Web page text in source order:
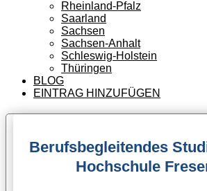
Rheinland-Pfalz
Saarland
Sachsen
Sachsen-Anhalt
Schleswig-Holstein
Thüringen
BLOG
EINTRAG HINZUFÜGEN
Berufsbegleitendes
Hochschule